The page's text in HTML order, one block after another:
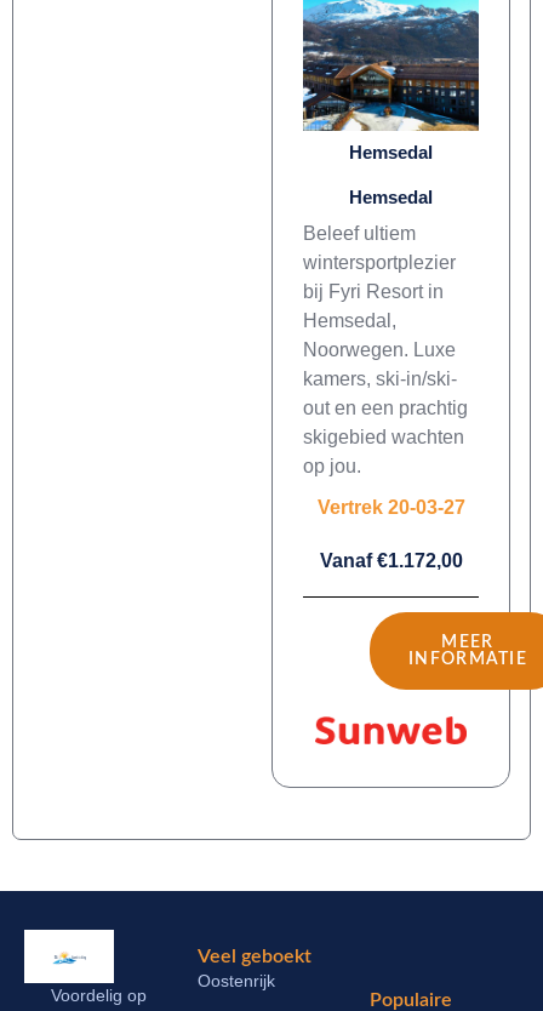
Hemsedal
Hemsedal
Beleef ultiem
wintersportplezier
bij Fyri Resort in
Hemsedal,
Noorwegen. Luxe
kamers, ski-in/ski-
out en een prachtig
skigebied wachten
op jou.
Vertrek 20-03-27
Vanaf €1.172,00
MEER
INFORMATIE
Voordelig op
Veel geboekt
Oostenrijk
Populaire